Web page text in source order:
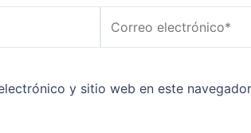
electrónico*
y sitio web en este